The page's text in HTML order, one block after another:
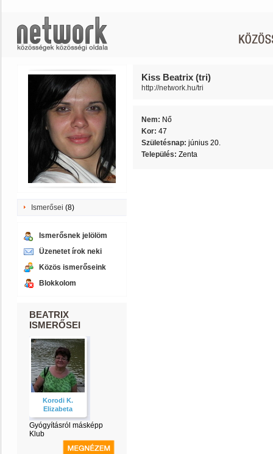
Ismerősei (8)
Ismerősnek jelölöm
Üzenetet írok neki
Közös ismerőseink
Blokkolom
BEATRIX
ISMERŐSEI
Korodi K.
Elizabeta
Gyógyításról másképp
Klub
Kiss Beatrix (tri)
http://network.hu/tri
Nem: Nő
Kor: 47
Születésnap: június 20.
Település: Zenta